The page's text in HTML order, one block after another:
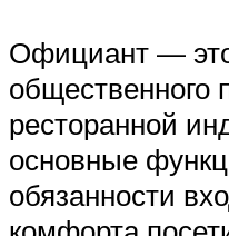
Официант —
общественного
ресторанной
основные
обязанности